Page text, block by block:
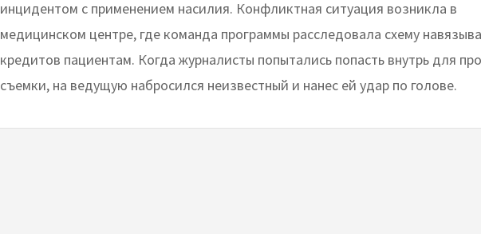
инцидентом с применением насилия. Конфликтная ситуация возникла в
медицинском центре, где команда программы расследовала схему
кредитов пациентам. Когда журналисты попытались попасть внутрь для
съемки, на ведущую набросился неизвестный и нанес ей удар по голове.